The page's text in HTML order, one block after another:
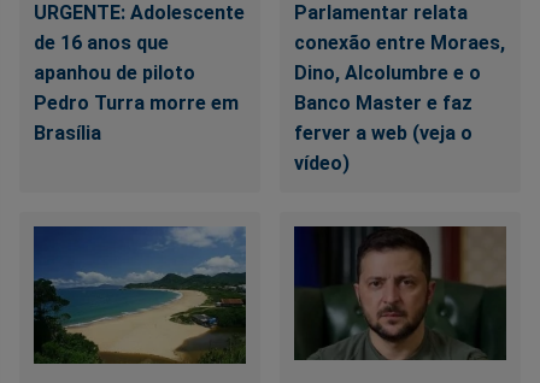
URGENTE: Adolescente
de 16 anos que
apanhou de piloto
Pedro Turra morre em
Brasília
Parlamentar relata
conexão entre Moraes,
Dino, Alcolumbre e o
Banco Master e faz
ferver a web (veja o
vídeo)